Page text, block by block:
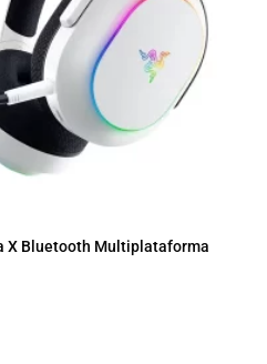
X Bluetooth Multiplataforma